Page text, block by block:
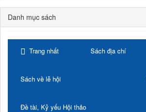
Danh mục sách
Trang nhất Sách địa chí
Sách về lễ hội
Đề tài, Kỷ yếu Hội thảo